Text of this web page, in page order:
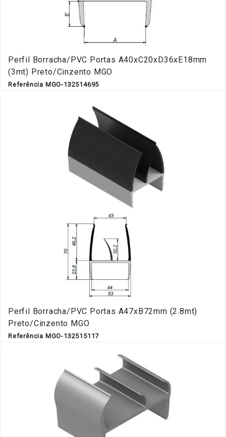
Perfil Borracha/PVC Portas A40xC20xD36xE18mm
(3mt) Preto/Cinzento MGO
Referência MGO-132514695
Perfil Borracha/PVC Portas A47xB72mm (2.8mt)
Preto/Cinzento MGO
Referência MGO-132515117